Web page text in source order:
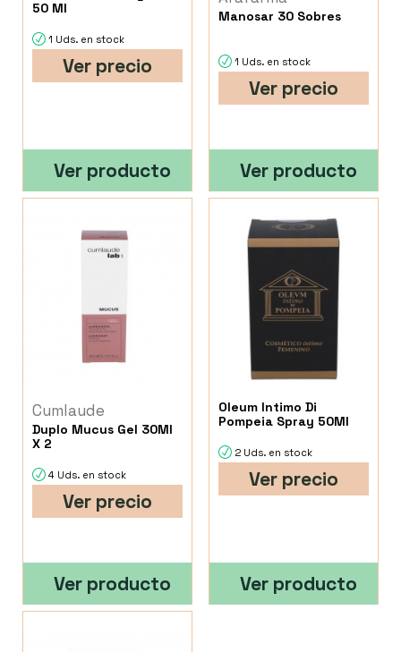
50 Ml
1 Uds. en stock
Ver precio
Ver producto
Manosar 30 Sobres
1 Uds. en stock
Ver precio
Ver producto
Cumlaude
Duplo Mucus Gel 30Ml
X 2
4 Uds. en stock
Ver precio
Ver producto
Oleum Intimo Di
Pompeia Spray 50Ml
2 Uds. en stock
Ver precio
Ver producto